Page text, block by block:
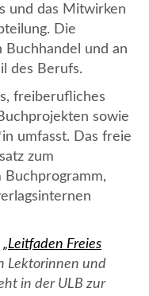
und das Mitwirken
Die
Buchhandel und an
des Berufs.
freiberufliches
sowie
umfasst. Das freie
zum
„Leitfaden Freies
Lektorinnen und
in der ULB zur